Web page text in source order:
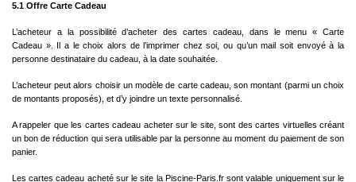
5.1 Offre Carte Cadeau
L’acheteur a la possibilité d’acheter des cartes cadeau, dans le menu « Carte
Cadeau ». Il a le choix alors de l’imprimer chez soi, ou qu’un mail soit envoyé à la
personne destinataire du cadeau, à la date souhaitée.
L’acheteur peut alors choisir un modèle de carte cadeau, son montant (parmi un choix
de montants proposés), et d’y joindre un texte personnalisé.
A rappeler que les cartes cadeau acheter sur le site, sont des cartes virtuelles créant
un bon de réduction qui sera utilisable par la personne au moment du paiement de son
panier.
Les cartes cadeau acheté sur le site la Piscine-Paris.fr sont valable uniquement sur le